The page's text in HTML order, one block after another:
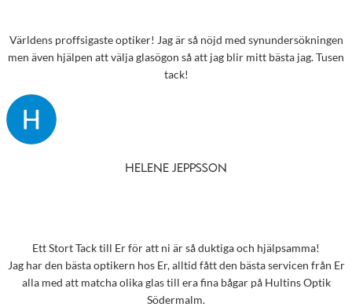
Världens proffsigaste optiker! Jag är så nöjd med synundersökningen
men även hjälpen att välja glasögon så att jag blir mitt bästa jag. Tusen
tack!
HELENE JEPPSSON
Ett Stort Tack till Er för att ni är så duktiga och hjälpsamma!
Jag har den bästa optikern hos Er, alltid fått den bästa servicen från Er
alla med att matcha olika glas till era fina bågar på Hultins Optik
Södermalm.